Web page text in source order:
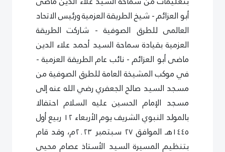
أبو العزائم - شيخ الطريقة العزمية ورئيس الاتحاد
العالمى للطرق الصوفية - شاركت الطريقة
العزمية بقيادة سماحة السيد أحمد علاء الدين
ماضى أبو العزائم - نائب عام الطريقة العزمية -
في موكب المشيخة العامة للطرق الصوفية من
مسجد السيد صالح الجعفري رضي الله عنه إلى
مسجد الإمام الحسين عليه السلام احتفالا
بالمولد النبوي الشريف يوم الأربعاء ١٢ ربيع أول
١٤٤٥هـ الموافق ٢٧ سبتمبر ٢٠٢٣م، وقد قام
بتنظيم المسيرة السيد الأستاذ عصام محيى